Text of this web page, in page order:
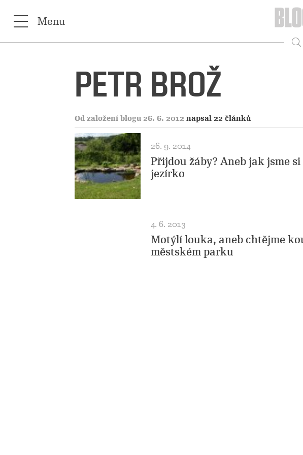
Menu
PETR BROŽ
Od založení blogu 26. 6. 2012 napsal 22 článků
26. 9. 2014
Přijdou žáby? Aneb jak jsme
jezírko
4. 6. 2013
Motýlí louka, aneb chtějme
městském parku